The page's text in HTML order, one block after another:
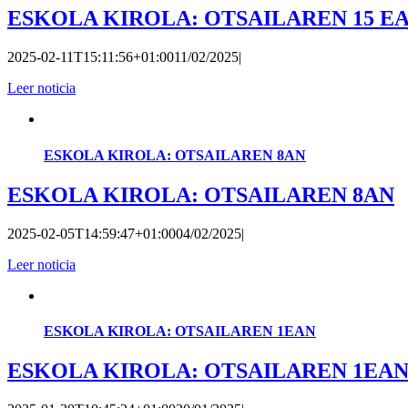
ESKOLA KIROLA: OTSAILAREN 15
2025-02-11T15:11:56+01:0011/02/2025|
Leer noticia
ESKOLA KIROLA: OTSAILAREN 8AN
ESKOLA KIROLA: OTSAILAREN 8AN
2025-02-05T14:59:47+01:0004/02/2025|
Leer noticia
ESKOLA KIROLA: OTSAILAREN 1EAN
ESKOLA KIROLA: OTSAILAREN 1EAN